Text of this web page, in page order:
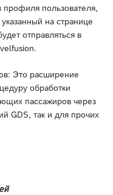
пользователя,
на странице
отправляться в
Это расширение
обработки
пассажиров через
GDS, так и для прочих